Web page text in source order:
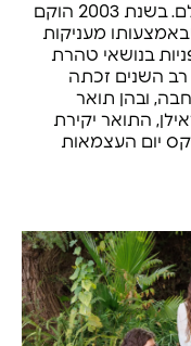
למתן מענה הלכתי לנשים בארץ ובעולם. בשנת 2003 הוקם
מעניקות
בנושאי טהרת
השנים זכתה
ובהן תואר
התואר יקירת
יום העצמאות